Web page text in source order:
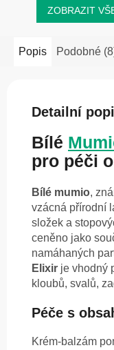
ZOBRAZIT
Popis Podobné
Detailní
Bílé
pro péči o
Bílé mumio,
vzácná přírodní
složek a
ceněno jako
namáhaných
Elixir je vhodný
kloubů, svalů,
Péče s
Krém-balzám